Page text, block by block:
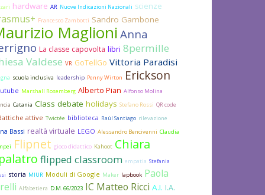
hardware AR Nuove Indicazioni Nazionali scienze
Francesco Zambotti Sandro Gambone
MaglioniAnna
La classe capovolta libri 8permille
Valdese VR GoTellGo Vittoria Paradisi
scuola inclusiva leadership Penny Wirton Erickson
Marshall Rosemberg Alberto Pian Alfonso Molina
Catania Class debate holidays Stefano Rossi QR code
attive Twictée biblioteca Raúl Santiago rilevazione
Bassi realtà virtuale LEGO Alessandro Bencivenni Claudia
Flipnet gioco didattico Kahoot Chiara
flipped classroom empatia Stefania
storia MIUR Moduli di Google Maker lapbook Paola
Alfabetiera D.M. 66/2023 IC Matteo Ricci A.I. I.A.